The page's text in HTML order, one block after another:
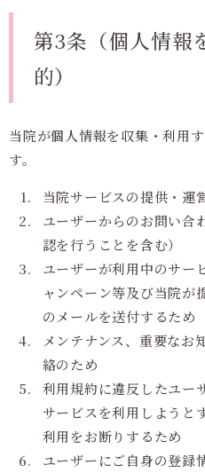
第3条（個人情報
的）
当院が個人情報を収集・利用
す。
当院サービスの提供・運
ユーザーからのお問い合
認を行うことを含む）
ユーザーが利用中のサー
ャンペーン等及び当院が
のメールを送付するため
メンテナンス、重要なお
絡のため
利用規約に違反したユー
サービスを利用しようと
利用をお断りするため
ユーザーにご自身の登録